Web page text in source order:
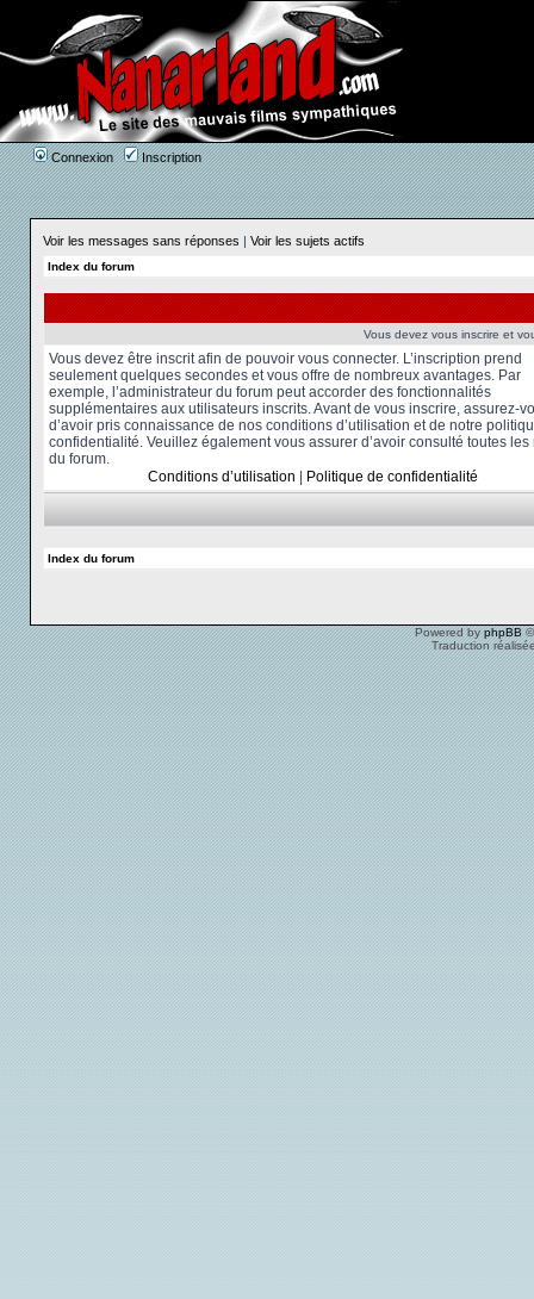
Connexion Inscription
Voir les messages sans réponses | Voir les sujets actifs
Index du forum
Vous devez vous inscrire et
Vous devez être inscrit afin de pouvoir vous connecter. L’inscription prend
seulement quelques secondes et vous offre de nombreux avantages. Par
exemple, l’administrateur du forum peut accorder des fonctionnalités
supplémentaires aux utilisateurs inscrits. Avant de vous inscrire, assurez-
d’avoir pris connaissance de nos conditions d’utilisation et de notre
confidentialité. Veuillez également vous assurer d’avoir consulté toutes les
du forum.
Conditions d’utilisation
Politique de confidentialité
Index du forum
Powered byphpBB©
Traduction